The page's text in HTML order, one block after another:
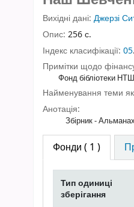
Вихідні дані: Джерзі
Опис: 256 с.
Індекс класифікації: 05.
Примітки щодо
Фонд бібліотеки
Найменування теми
Анотація:
Збірник -
Фонди ( 1 )
Тип одиниці
зберігання